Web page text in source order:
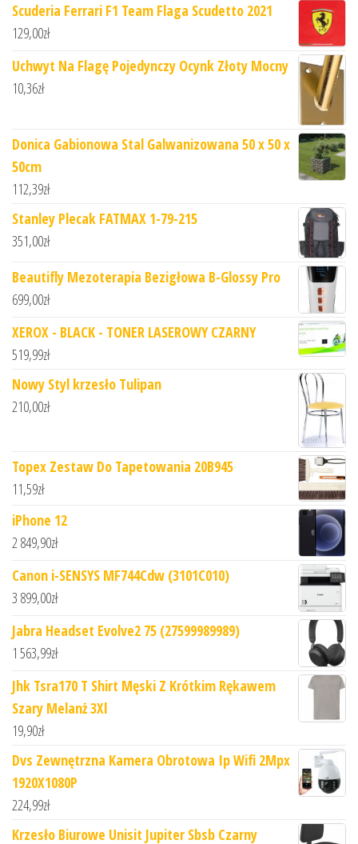
Scuderia Ferrari F1 Team Flaga Scudetto 2021
129,00zł
Uchwyt Na Flagę Pojedynczy Ocynk Złoty Mocny
10,36zł
Donica Gabionowa Stal Galwanizowana 50 x 50 x
50cm
112,39zł
Stanley Plecak FATMAX 1-79-215
351,00zł
Beautifly Mezoterapia Bezigłowa B-Glossy Pro
699,00zł
XEROX - BLACK - TONER LASEROWY CZARNY
519,99zł
Nowy Styl krzesło Tulipan
210,00zł
Topex Zestaw Do Tapetowania 20B945
11,59zł
iPhone 12
2 849,90zł
Canon i-SENSYS MF744Cdw (3101C010)
3 899,00zł
Jabra Headset Evolve2 75 (27599989989)
1 563,99zł
Jhk Tsra170 T Shirt Męski Z Krótkim Rękawem
Szary Melanż 3Xl
19,90zł
Dvs Zewnętrzna Kamera Obrotowa Ip Wifi 2Mpx
1920X1080P
224,99zł
Krzesło Biurowe Unisit Jupiter Sbsb Czarny